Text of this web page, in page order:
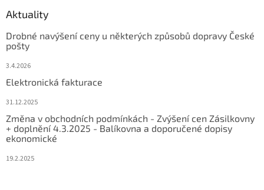
Aktuality
Drobné navýšení ceny u některých způsobů dopravy České
pošty
3.4.2026
Elektronická fakturace
31.12.2025
Změna v obchodních podmínkách - Zvýšení cen Zásilkovny
+ doplnění 4.3.2025 - Balíkovna a doporučené dopisy
ekonomické
19.2.2025